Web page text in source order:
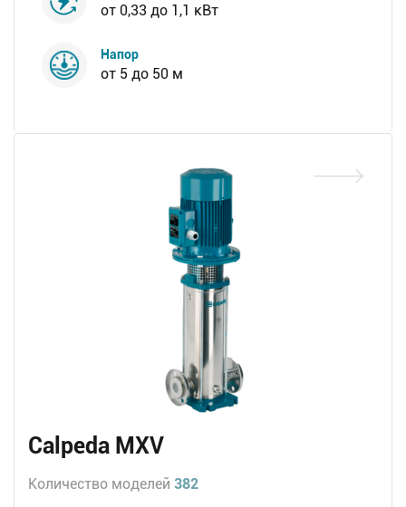
от 0,33 до 1,1 кВт
Напор
от 5 до 50 м
Calpeda MXV
Количество моделей 382